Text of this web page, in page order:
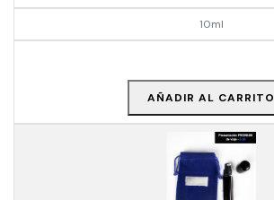
10ml
AÑADIR AL CARRITO